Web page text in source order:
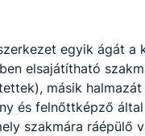
egyik ágát a
elsajátítható
másik halmazát
és felnőttképző
szakmára ráépülő